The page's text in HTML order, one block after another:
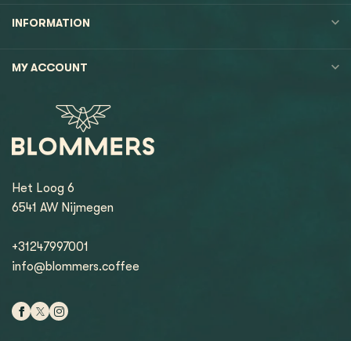
INFORMATION
MY ACCOUNT
Het Loog 6
6541 AW Nijmegen
+31247997001
info@blommers.coffee